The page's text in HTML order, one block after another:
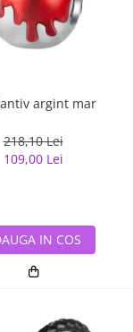
argint mar
218,10 Lei
109,00 Lei
IN COS